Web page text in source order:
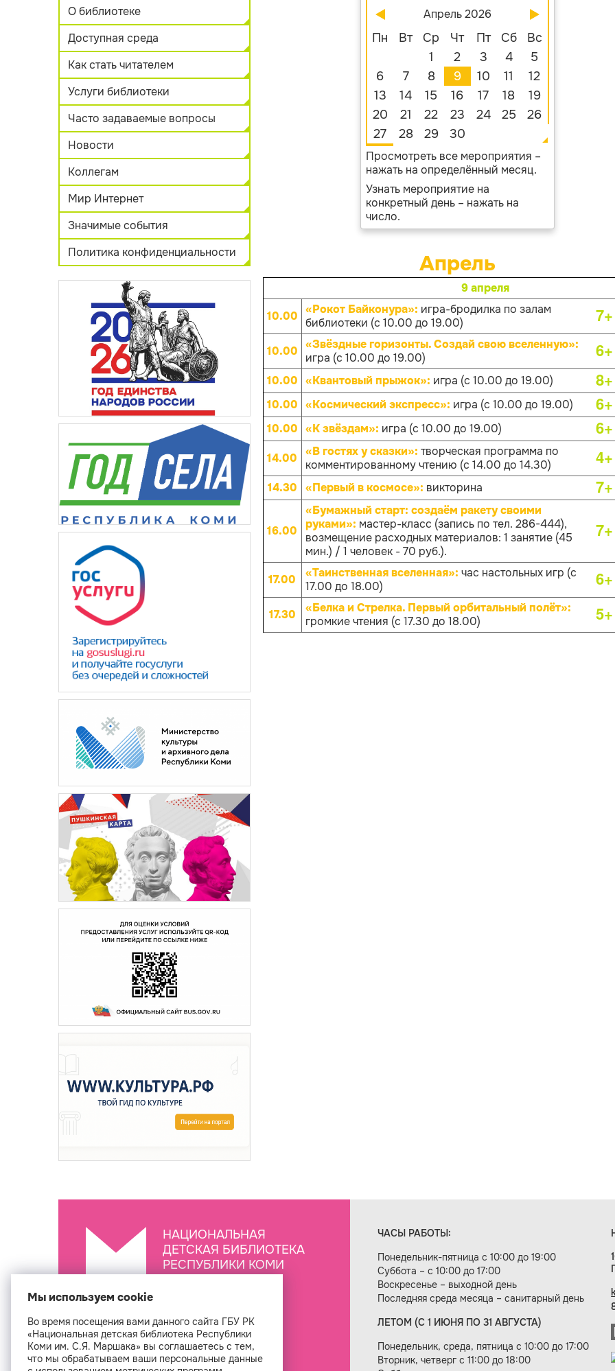
О библиотеке
Доступная среда
Как стать читателем
Услуги библиотеки
Часто задаваемые вопросы
Новости
Коллегам
Мир Интернет
Значимые события
Политика конфиденциальности
Апрель 2026
Пн Вт Ср Чт Пт Сб
Вс
1
2 3 4
5
6
7 8 9 10 11
12
13
14 15 16 17 18
19
20
21 22 23 24 25
26
27
28 29 30
Просмотреть все мероприятия –
нажать на определённый месяц.
Узнать мероприятие на
конкретный день – нажать на
число.
Апрель
9 апреля
10.00 «Рокот Байконура»: игра-бродилка по залам
библиотеки (с 10.00 до 19.00)
7+
10.00 «Звёздные горизонты. Создай свою вселенную»:
игра (с 10.00 до 19.00)
6+
10.00 «Квантовый прыжок»: игра (с 10.00 до 19.00) 8+
10.00 «Космический экспресс»: игра (с 10.00 до 19.00) 6+
10.00 «К звёздам»: игра (с 10.00 до 19.00) 6+
14.00 «В гостях у сказки»: творческая программа по
комментированному чтению (с 14.00 до 14.30)
4+
14.30 «Первый в космосе»: викторина 7+
16.00
«Бумажный старт: создаём ракету своими
руками»: мастер-класс (запись по тел. 286-444),
возмещение расходных материалов: 1 занятие (45
мин.) / 1 человек - 70 руб.).
7+
17.00 «Таинственная вселенная»: час настольных игр (с
17.00 до 18.00)
6+
17.30
«Белка и Стрелка. Первый орбитальный полёт»:
громкие чтения (с 17.30 до 18.00)
5+
НАЦИОНАЛЬНАЯ
ДЕТСКАЯ БИБЛИОТЕКА
РЕСПУБЛИКИ КОМИ
ЧАСЫ РАБОТЫ:
Понедельник-пятница с 10:00 до 19:00
Суббота – с 10:00 до 17:00
Воскресенье – выходной день
Последняя среда месяца – санитарный день
ЛЕТОМ (С 1 ИЮНЯ ПО 31 АВГУСТА)
Понедельник, среда, пятница с 10:00 до 17:00
Вторник, четверг с 11:00 до 18:00
Создание сайта — веб-студия «Цифровой век»
Мы используем cookie
Во время посещения вами данного сайта ГБУ РК
«Национальная детская библиотека Республики
Коми им. С.Я. Маршака» вы соглашаетесь с тем,
что мы обрабатываем ваши персональные данные